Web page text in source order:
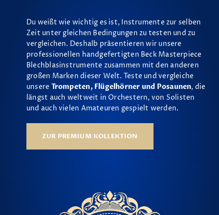
Du weißt wie wichtig es ist, Instrumente zur selben
Zeit unter gleichen Bedingungen zu testen und zu
vergleichen. Deshalb präsentieren wir unsere
professionellen handgefertigten Beck Masterpiece
Blechblasinstrumente zusammen mit den anderen
großen Marken dieser Welt. Teste und vergleiche
unsere Trompeten, Flügelhörner und Posaunen, die
längst auch weltweit in Orchestern, von Solisten
und auch vielen Amateuren gespielt werden.
ZUR PREMIUM KOLLEKTION